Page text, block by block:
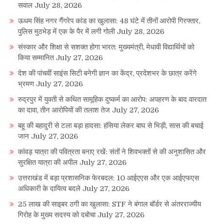
सवाल July 28, 2026
ऊधम सिंह नगर गैंगरेप कांड का खुलासा: 48 घंटे में तीनों आरोपी गिरफ्तार,
पुलिस मुठभेड़ में एक के पैर में लगी गोली July 28, 2026
संस्कार और शिक्षा से सशक्त होगा भारत: मुख्यमंत्री, मेधावी विद्यार्थियों को
किया सम्मानित July 27, 2026
देश की पांचवीं साइंस सिटी बनेगी ज्ञान का केंद्र, प्रदेशभर के छात्र करेंगे
भ्रमण July 27, 2026
रुद्रपुर में युवती से कथित सामूहिक दुष्कर्म का आरोप: अपहरण के बाद वारदात
का दावा, तीन आरोपियों की तलाश तेज July 27, 2026
बहू की बहादुरी से टला बड़ा हादसा: हंसिया लेकर बाघ से भिड़ी, सास की बचाई
जान July 27, 2026
कांवड़ यात्रा की पवित्रता बनाए रखें: संतों ने शिवभक्तों से की अनुशासित और
सुरक्षित यात्रा की अपील July 27, 2026
उत्तराखंड में बड़ा प्रशासनिक फेरबदल: 10 आईएएस और एक आईएफएस
अधिकारी के दायित्व बदले July 27, 2026
25 लाख की साइबर ठगी का खुलासा: STF ने बंगाल बॉर्डर से अंतरराज्यीय
गिरोह के मुख्य सदस्य को दबोचा July 27, 2026